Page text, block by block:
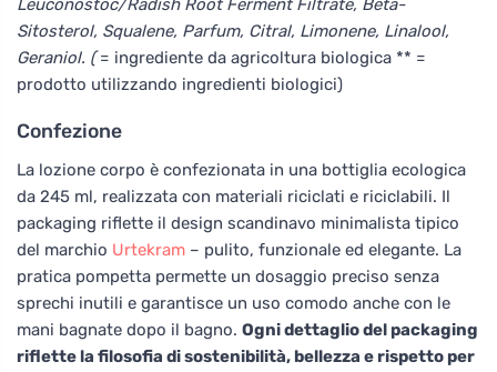
Leuconostoc/Radish Root Ferment Filtrate, Beta-
Sitosterol, Squalene, Parfum, Citral, Limonene, Linalool,
Geraniol. (= ingrediente da agricoltura biologica ** =
prodotto utilizzando ingredienti biologici)
Confezione
La lozione corpo è confezionata in una bottiglia ecologica
da 245 ml, realizzata con materiali riciclati e riciclabili. Il
packaging riflette il design scandinavo minimalista tipico
del marchio Urtekram – pulito, funzionale ed elegante. La
pratica pompetta permette un dosaggio preciso senza
sprechi inutili e garantisce un uso comodo anche con le
mani bagnate dopo il bagno. Ogni dettaglio del packaging
riflette la filosofia di sostenibilità, bellezza e rispetto per